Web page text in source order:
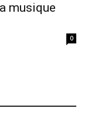
musique
0